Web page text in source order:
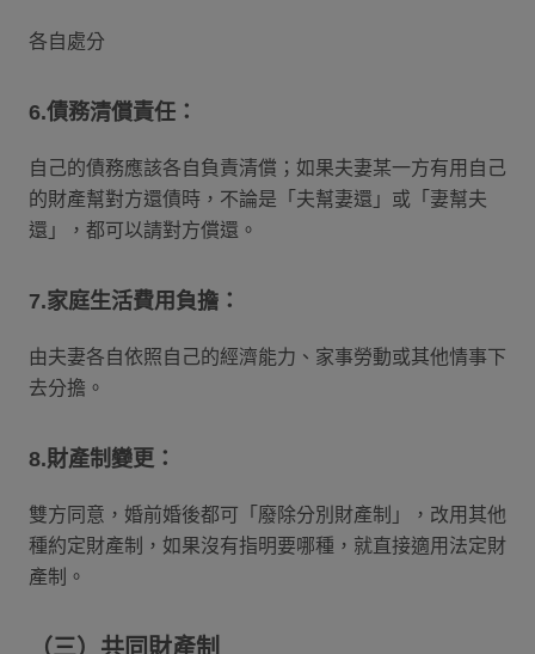
各自處分
6.債務清償責任：
自己的債務應該各自負責清償；如果夫妻某一方有用自己
的財產幫對方還債時，不論是「夫幫妻還」或「妻幫夫
還」，都可以請對方償還。
7.家庭生活費用負擔：
由夫妻各自依照自己的經濟能力、家事勞動或其他情事下
去分擔。
8.財產制變更：
雙方同意，婚前婚後都可「廢除分別財產制」，改用其他
種約定財產制，如果沒有指明要哪種，就直接適用法定財
產制。
（三）共同財產制